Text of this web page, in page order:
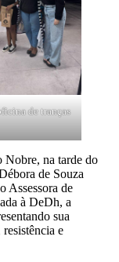
de tranças
na tarde do
de Souza
Assessora de
à DeDh, a
sua
e